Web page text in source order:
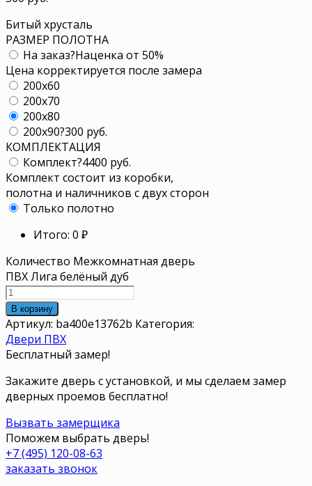
Битый хрусталь
РАЗМЕР ПОЛОТНА
На заказ?Наценка от 50%
Цена корректируется после замера
200x60
200x70
200x80
200x90?300 руб.
КОМПЛЕКТАЦИЯ
Комплект?4400 руб.
Комплект состоит из коробки,
полотна и наличников с двух сторон
Только полотно
Итого: 0 ₽
Количество Межкомнатная дверь
ПВХ Лига белёный дуб
В корзину
Артикул: ba400e13762b Категория:
Двери ПВХ
Бесплатный замер!
Закажите дверь с установкой, и мы сделаем замер
дверных проемов бесплатно!
Вызвать замерщика
Поможем выбрать дверь!
+7 (495) 120-08-63
заказать звонок